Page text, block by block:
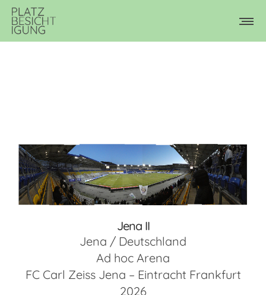
Jena II
Jena / Deutschland
Ad hoc Arena
FC Carl Zeiss Jena – Eintracht Frankfurt
2026